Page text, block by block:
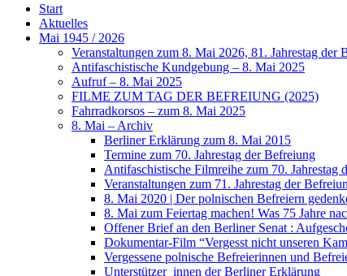
Start
Aktuelles
Mai 1945 / 2026
Veranstaltungen zum 8. Mai 2026, 81. Jahrestag der
Antifaschistische Kundgebung – 8. Mai 2025
Aufruf – 8. Mai 2025
FILME ZUM TAG DER BEFREIUNG (2025)
Fahrradkorsos – zum 8. Mai 2025
8. Mai – Archiv
Berliner Erklärung zum 8. Mai 2015
Termine zum 70. Jahrestag der Befreiung
Antifaschistische Filmreihe zum 70. Jahrestag
Veranstaltungen zum 71. Jahrestag der
8. Mai 2020 | Der polnischen Befreiern
8. Mai zum Feiertag machen! Was 75 Jahre
Offener Brief an den Berliner Senat :
Dokumentar-Film “Vergesst nicht unseren
Vergessene polnische Befreierinnen und
Unterstützer_innen der Berliner Erklärung